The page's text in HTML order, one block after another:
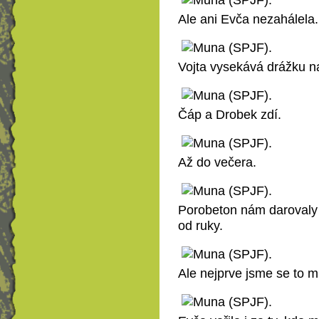
Ale ani Evča nezahálela.
Vojta vysekává drážku
Čáp a Drobek zdí.
Až do večera.
Porobeton nám
od ruky.
Ale nejprve jsme se to